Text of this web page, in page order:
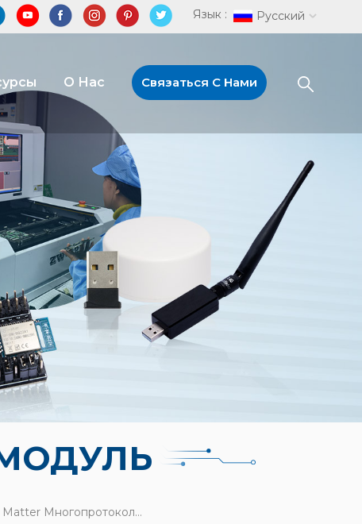
Язык : Русский
О Нас Связаться С Нами
RF-BM-MG24B2 Matter Многопротокольный Модуль ZigBee OpenThread BLE EFR32MG24